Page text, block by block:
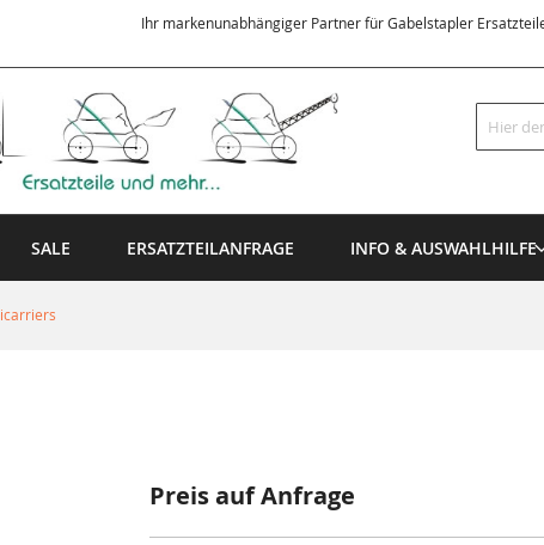
Ihr markenunabhängiger Partner für Gabelstapler
Suche
SALE ERSATZTEILANFRAGE INFO & AUSWAHLHILFE
Preis auf Anfrage